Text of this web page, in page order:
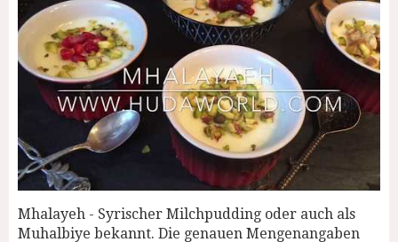
Mhalayeh - Syrischer Milchpudding oder auch als
Muhalbiye bekannt. Die genauen Mengenangaben